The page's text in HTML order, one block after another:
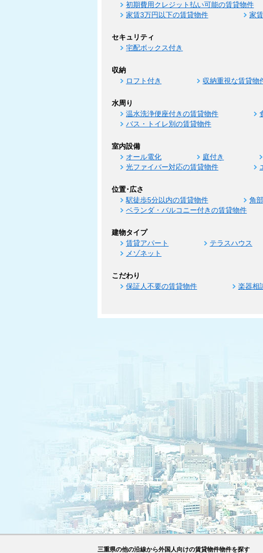
初期費用クレジット払い可能の賃貸物件
家賃3万円以下の賃貸物件
家
セキュリティ
宅配ボックス付き
収納
ロフト付き 収納重視な賃貸物
水周り
温水洗浄便座付きの賃貸物件
バス・トイレ別の賃貸物件
室内設備
オール電化 庭付き
光ファイバー対応の賃貸物件
位置･広さ
駅徒歩5分以内の賃貸物件 角
ベランダ・バルコニー付きの賃貸物件
建物タイプ
賃貸アパート テラスハウス
メゾネット
こだわり
保証人不要の賃貸物件 楽器相
三重県の他の沿線から外国人向けの賃貸物件物件を探す